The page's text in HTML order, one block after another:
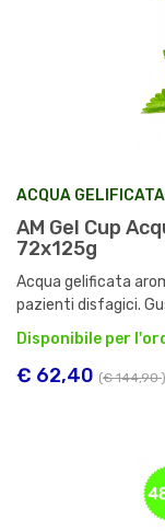
ACQUA GELIFICATA
AM Gel Cup
72x125g
Acqua gelificata
pazienti disfagici.
Disponibile per
€ 62,40 (€ 144,90)